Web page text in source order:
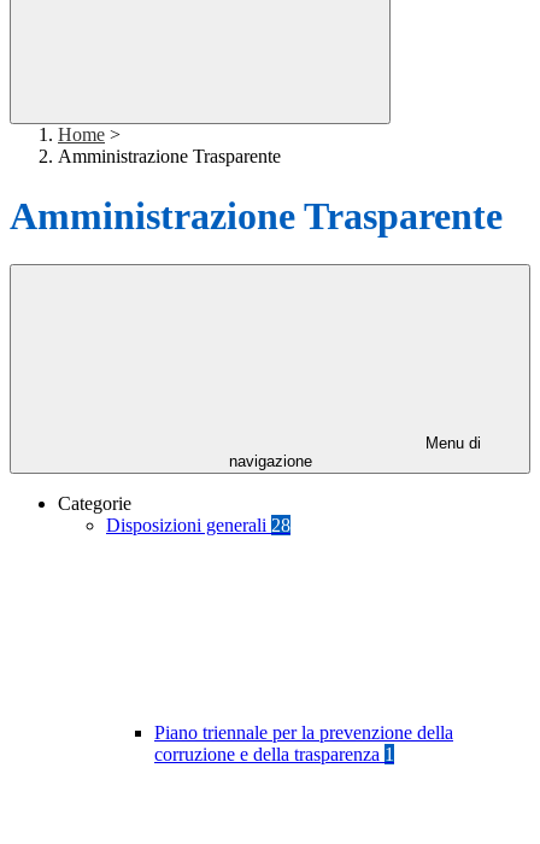
Home >
Amministrazione Trasparente
Amministrazione Trasparente
Menu di
navigazione
Categorie
Disposizioni generali 28
Piano triennale per la prevenzione della
corruzione e della trasparenza 1